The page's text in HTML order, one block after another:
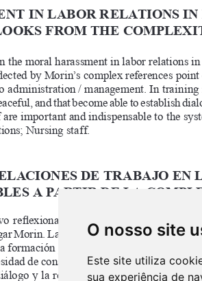
O nosso site
Este site utiliza
sua experiência de